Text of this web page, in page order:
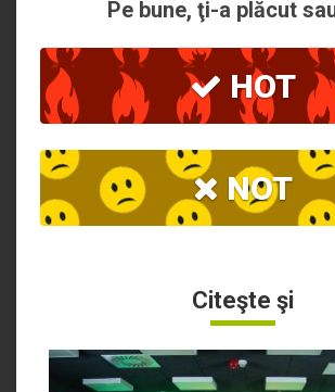
Pe bune, ţi-a plăcut
HOT
NOT
Citeşte şi